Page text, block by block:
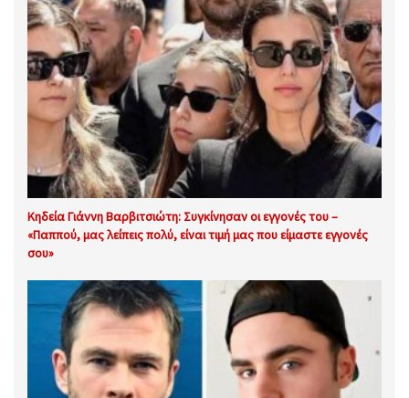
Κηδεία Γιάννη Βαρβιτσιώτη: Συγκίνησαν οι εγγονές του –
«Παππού, μας λείπεις πολύ, είναι τιμή μας που είμαστε εγγονές
σου»